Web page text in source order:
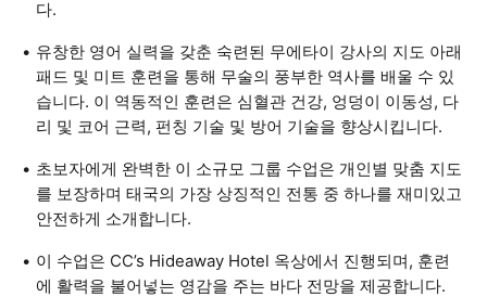
다.
유창한 영어 실력을 갖춘 숙련된 무에타이 강사의 지도 아래
패드 및 미트 훈련을 통해 무술의 풍부한 역사를 배울 수 있
습니다. 이 역동적인 훈련은 심혈관 건강, 엉덩이 이동성, 다
리 및 코어 근력, 펀칭 기술 및 방어 기술을 향상시킵니다.
초보자에게 완벽한 이 소규모 그룹 수업은 개인별 맞춤 지도
를 보장하며 태국의 가장 상징적인 전통 중 하나를 재미있고
안전하게 소개합니다.
이 수업은 CC’s Hideaway Hotel 옥상에서 진행되며, 훈련
에 활력을 불어넣는 영감을 주는 바다 전망을 제공합니다.